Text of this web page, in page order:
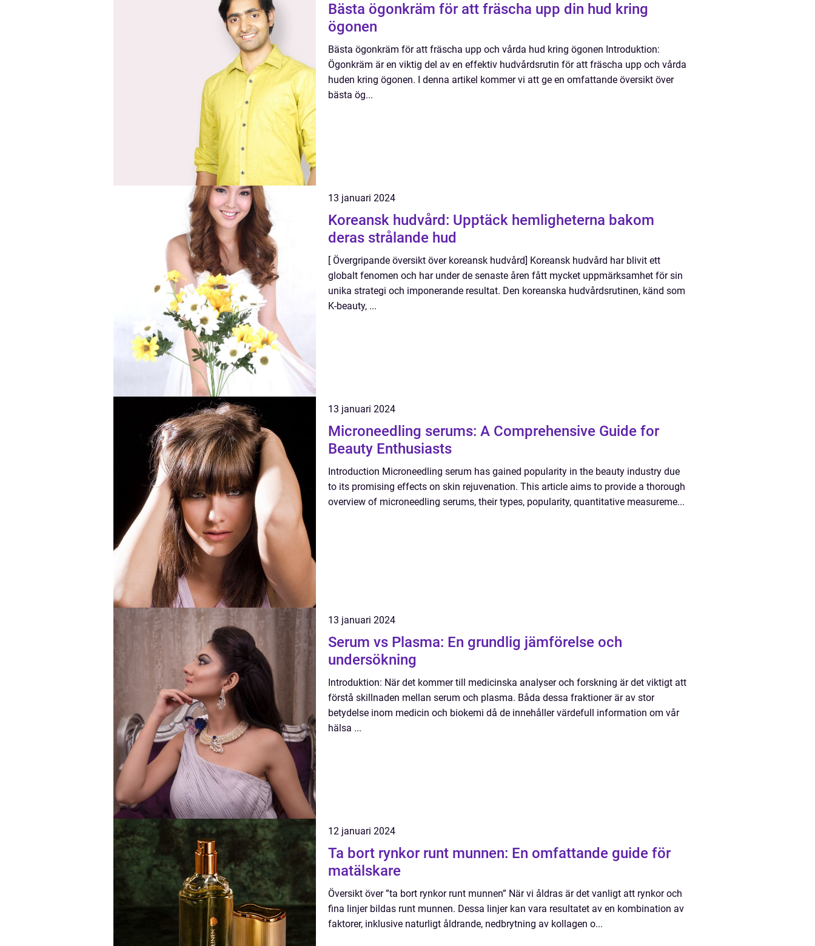
Bästa ögonkräm för att fräscha upp din hud kring
ögonen
Bästa ögonkräm för att fräscha upp och vårda hud kring ögonen Introduktion:
Ögonkräm är en viktig del av en effektiv hudvårdsrutin för att fräscha upp och vårda
huden kring ögonen. I denna artikel kommer vi att ge en omfattande översikt över
bästa ög...
13 januari 2024
Koreansk hudvård: Upptäck hemligheterna bakom
deras strålande hud
[ Övergripande översikt över koreansk hudvård] Koreansk hudvård har blivit ett
globalt fenomen och har under de senaste åren fått mycket uppmärksamhet för sin
unika strategi och imponerande resultat. Den koreanska hudvårdsrutinen, känd som
K-beauty, ...
13 januari 2024
Microneedling serums: A Comprehensive Guide for
Beauty Enthusiasts
Introduction Microneedling serum has gained popularity in the beauty industry due
to its promising effects on skin rejuvenation. This article aims to provide a thorough
overview of microneedling serums, their types, popularity, quantitative measureme...
13 januari 2024
Serum vs Plasma: En grundlig jämförelse och
undersökning
Introduktion: När det kommer till medicinska analyser och forskning är det viktigt att
förstå skillnaden mellan serum och plasma. Båda dessa fraktioner är av stor
betydelse inom medicin och biokemi då de innehåller värdefull information om vår
hälsa ...
12 januari 2024
Ta bort rynkor runt munnen: En omfattande guide för
matälskare
Översikt över ”ta bort rynkor runt munnen” När vi åldras är det vanligt att rynkor och
fina linjer bildas runt munnen. Dessa linjer kan vara resultatet av en kombination av
faktorer, inklusive naturligt åldrande, nedbrytning av kollagen o...